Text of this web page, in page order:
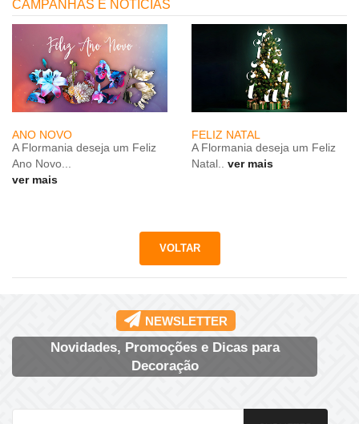
CAMPANHAS E NOTICÍAS
ANO NOVO
A Flormania deseja um Feliz
Ano Novo...
ver mais
FELIZ NATAL
A Flormania deseja um Feliz
Natal..
ver mais
NEWSLETTER
Novidades, Promoções e Dicas para
Decoração